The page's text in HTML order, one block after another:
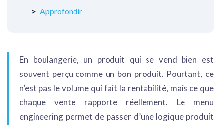
Approfondir
En boulangerie, un produit qui se vend bien est
souvent perçu comme un bon produit. Pourtant, ce
n’est pas le volume qui fait la rentabilité, mais ce que
chaque vente rapporte réellement. Le menu
engineering permet de passer d’une logique produit